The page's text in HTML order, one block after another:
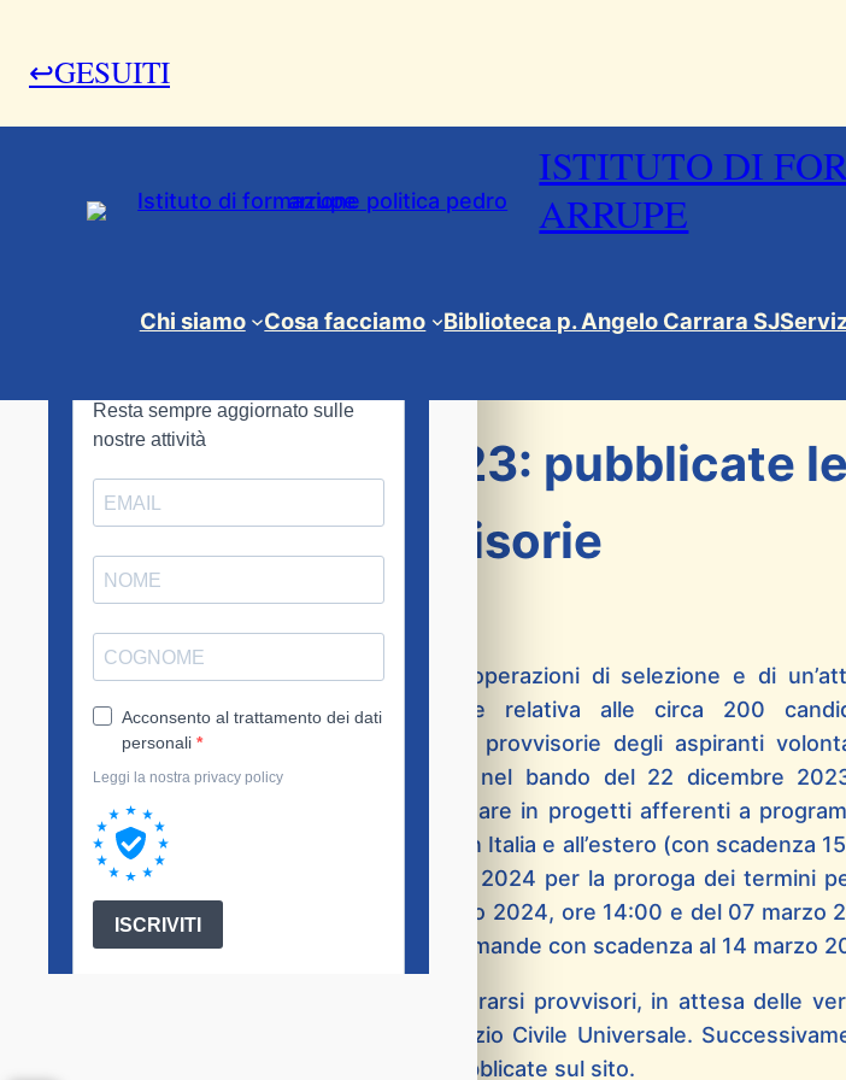
↩GESUITI
ISTITUTO DI
ARRUPE
Chi siamo Cosa facciamo Biblioteca p. Angelo Carrara SJ
13 Giugno 2024
Servizio civile 2023: pubblicate le
graduatorie provvisorie
A seguito della fase conclusiva delle operazioni di selezione e di
revisione di tutta la documentazione relativa alle circa 200
pubblichiamo di seguito le graduatorie provvisorie degli aspiranti
progetti del nostro Istituto, contenuti nel bando del 22 dicembre
di 52.336 operatori volontari da impiegare in progetti afferenti a
Servizio Civile Universale da realizzarsi in Italia e all’estero (con scadenza
14:00, con integrazione del 13 febbraio 2024 per la proroga dei termini
delle domande con scadenza 22 febbraio 2024, ore 14:00 e del 07 marzo
dei termini per la presentazione delle domande con scadenza al 14 marzo
Ribadiamo che gli esiti sono da considerarsi provvisori, in attesa delle
Dipartimento della Gioventù e del Servizio Civile Universale.
provvisorie saranno rese definitive e pubblicate sul sito.